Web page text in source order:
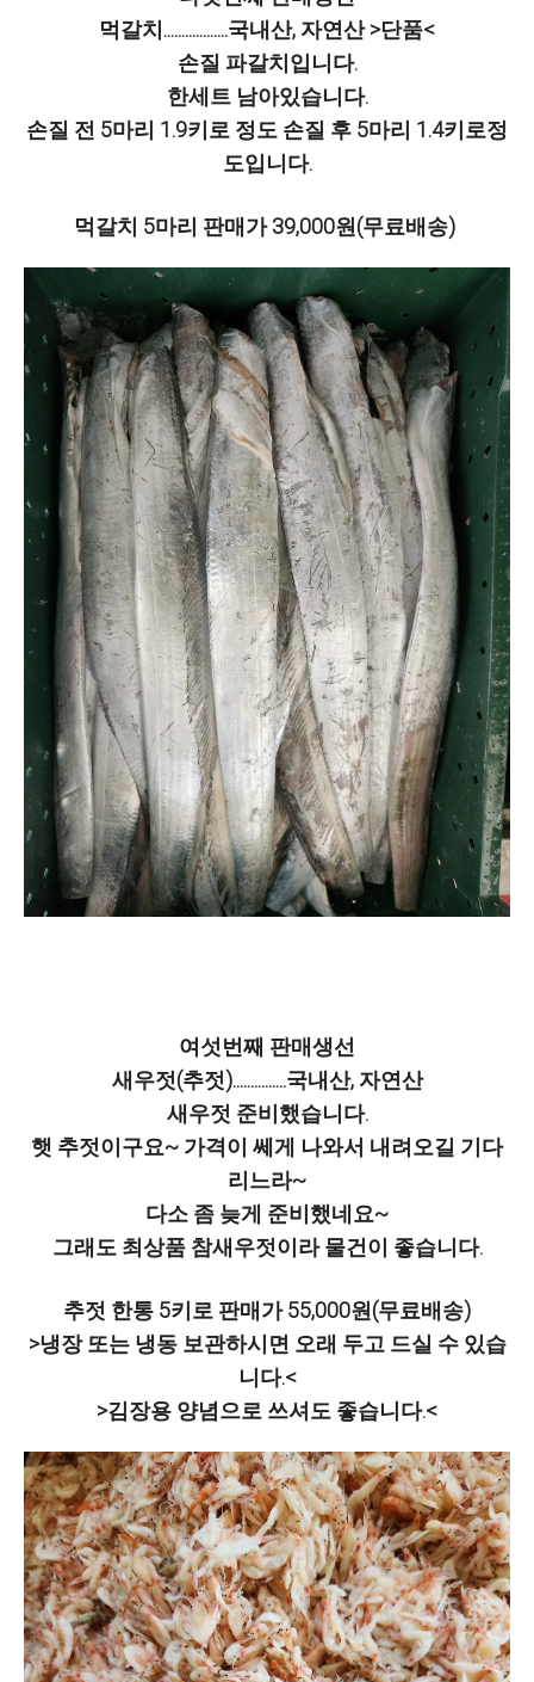
먹갈치..................국내산, 자연산 >단품<
손질 파갈치입니다.
한세트 남아있습니다.
손질 전 5마리 1.9키로 정도 손질 후 5마리 1.4키로정
도입니다.
먹갈치 5마리 판매가 39,000원(무료배송)
여섯번째 판매생선
새우젓(추젓)...............국내산, 자연산
새우젓 준비했습니다.
햇 추젓이구요~ 가격이 쎄게 나와서 내려오길 기다
리느라~
다소 좀 늦게 준비했네요~
그래도 최상품 참새우젓이라 물건이 좋습니다.
추젓 한통 5키로 판매가 55,000원(무료배송)
>냉장 또는 냉동 보관하시면 오래 두고 드실 수 있습
니다.<
>김장용 양념으로 쓰셔도 좋습니다.<